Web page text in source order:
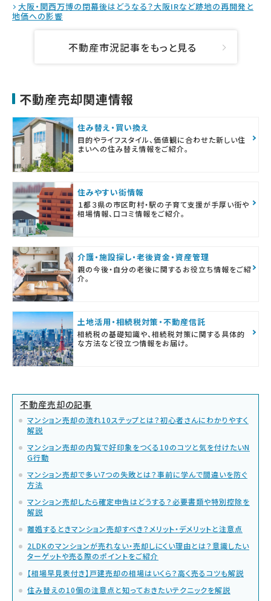
大阪・関西万博の閉幕後はどうなる？大阪IRなど跡地の再開発と
地価への影響
不動産市況記事をもっと見る
不動産売却関連情報
住み替え・買い換え
目的やライフスタイル、価値観に合わせた新しい住
まいへの住み替え情報をご紹介。
住みやすい街情報
１都３県の市区町村・駅の子育て支援が手厚い街や
相場情報、口コミ情報をご紹介。
介護・施設探し・老後資金・資産管理
親の今後・自分の老後に関するお役立ち情報をご紹
介。
土地活用・相続税対策・不動産信託
相続税の基礎知識や、相続税対策に関する具体的
な方法など役立つ情報をお届け。
不動産売却の記事
マンション売却の流れ10ステップとは？初心者さんにわかりやすく
解説
マンション売却の内覧で好印象をつくる10のコツと気を付けたいN
G行動
マンション売却で多い7つの失敗とは？事前に学んで間違いを防ぐ
方法
マンション売却したら確定申告はどうする？必要書類や特別控除を
解説
離婚するときマンション売却すべき？メリット・デメリットと注意点
2LDKのマンションが売れない・売却しにくい理由とは？意識したい
ターゲットや売る際のポイントをご紹介
【相場早見表付き】戸建売却の相場はいくら？高く売るコツも解説
住み替えの10個の注意点と知っておきたいテクニックを解説